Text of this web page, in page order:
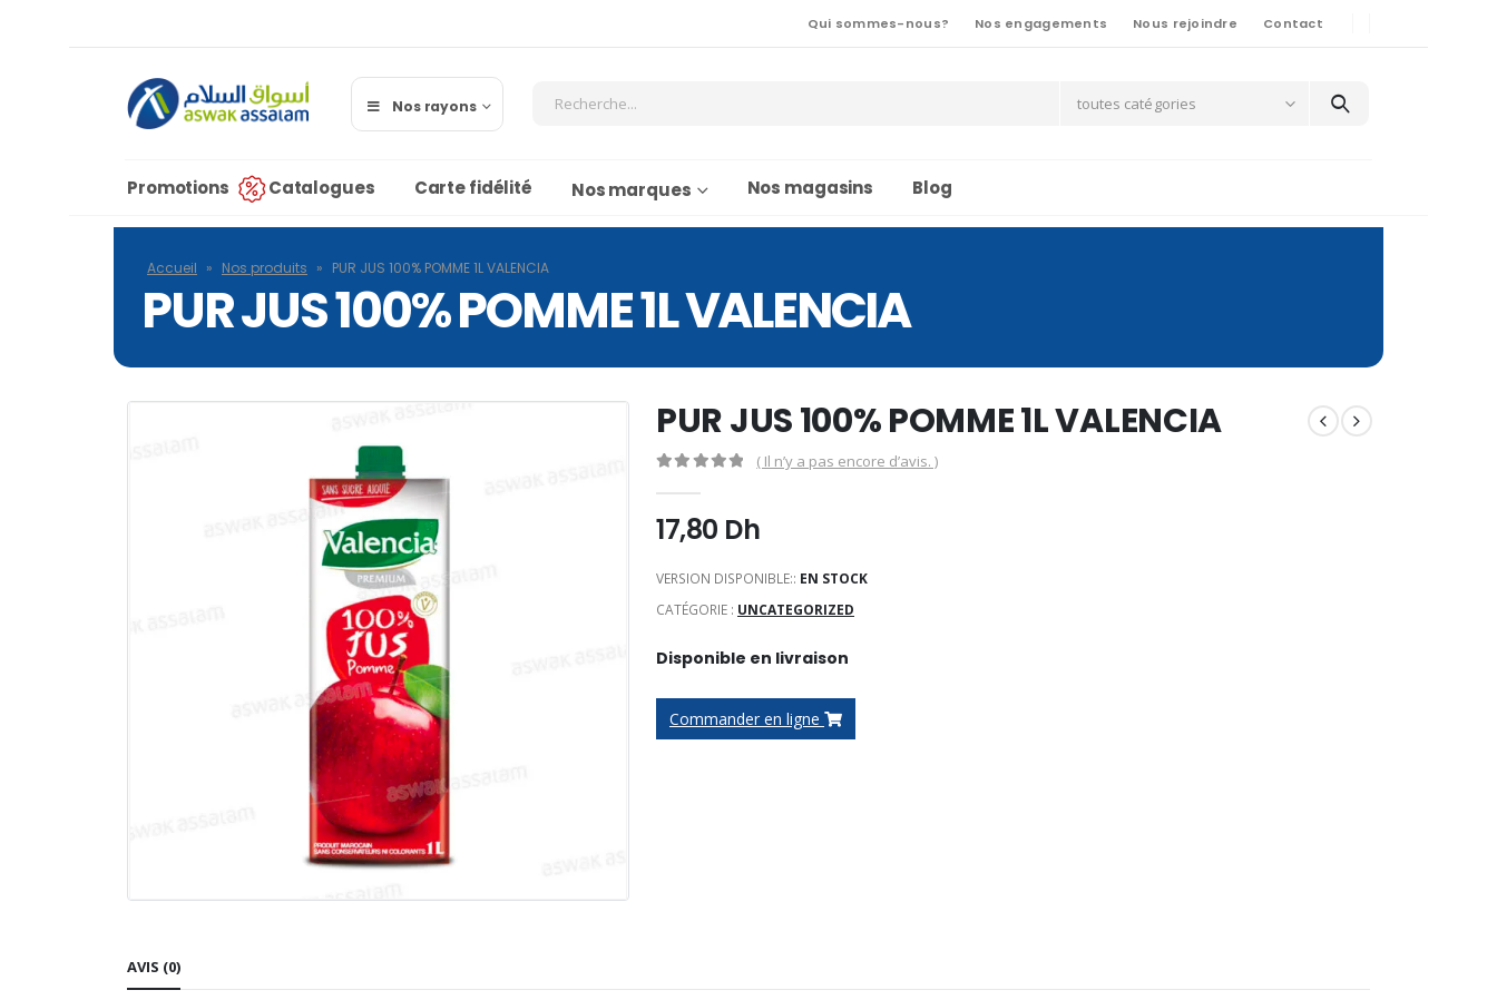
Qui sommes-nous? Nos engagements Nous rejoindre Contact
Nos rayons toutes catégories
Promotions Catalogues Carte fidélité Nos marques Nos magasins Blog
Accueil » Nos produits » PUR JUS 100% POMME 1L VALENCIA
PUR JUS 100% POMME 1L VALENCIA
PUR JUS 100% POMME 1L VALENCIA
( Il n’y a pas encore d’avis. )
17,80 Dh
VERSION DISPONIBLE:: EN STOCK
CATÉGORIE : UNCATEGORIZED
Disponible en livraison
Commander en ligne
AVIS (0)